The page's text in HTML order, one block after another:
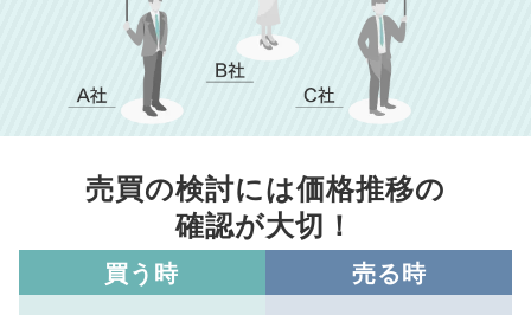
売買の検討には価格推移の
確認が大切！
買う時 売る時